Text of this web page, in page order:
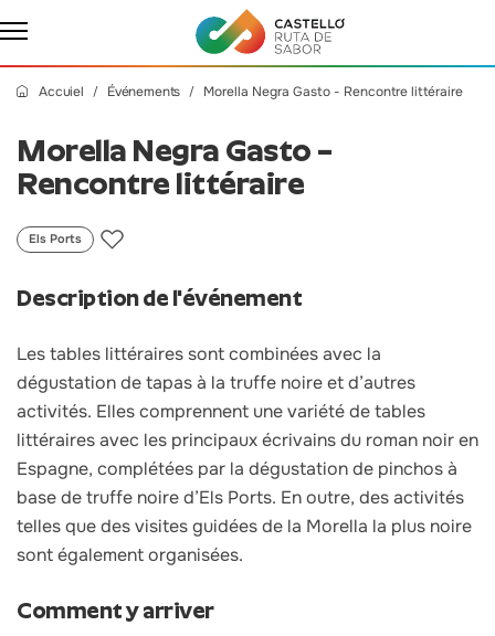
Accuiel Événements Morella Negra Gasto - Rencontre littéraire
Morella Negra Gasto –
Rencontre littéraire
Els Ports
Description de l'événement
Les tables littéraires sont combinées avec la
dégustation de tapas à la truffe noire et d’autres
activités. Elles comprennent une variété de tables
littéraires avec les principaux écrivains du roman noir en
Espagne, complétées par la dégustation de pinchos à
base de truffe noire d’Els Ports. En outre, des activités
telles que des visites guidées de la Morella la plus noire
sont également organisées.
Comment y arriver